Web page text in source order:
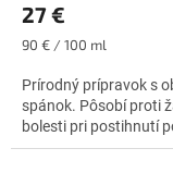
produktu
je
4,8
z
5
hviezdičiek.
27 €
Jednotková
90 € / 100 ml
Prírodný prípravok s
spánok. Pôsobí proti
bolesti pri postihnutí